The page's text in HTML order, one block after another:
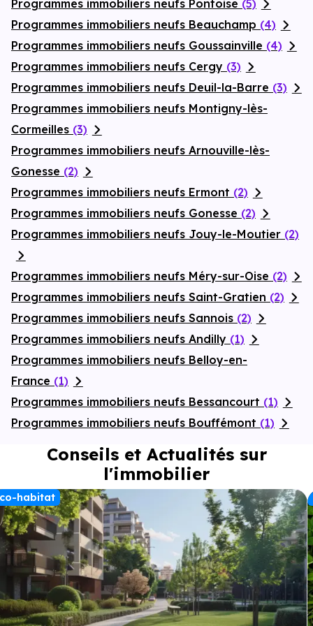
Programmes immobiliers neufs Pontoise (5)
Programmes immobiliers neufs Beauchamp (4)
Programmes immobiliers neufs Goussainville (4)
Programmes immobiliers neufs Cergy (3)
Programmes immobiliers neufs Deuil-la-Barre (3)
Programmes immobiliers neufs Montigny-lès-
Cormeilles (3)
Programmes immobiliers neufs Arnouville-lès-
Gonesse (2)
Programmes immobiliers neufs Ermont (2)
Programmes immobiliers neufs Gonesse (2)
Programmes immobiliers neufs Jouy-le-Moutier (2)
Programmes immobiliers neufs Méry-sur-Oise (2)
Programmes immobiliers neufs Saint-Gratien (2)
Programmes immobiliers neufs Sannois (2)
Programmes immobiliers neufs Andilly (1)
Programmes immobiliers neufs Belloy-en-
France (1)
Programmes immobiliers neufs Bessancourt (1)
Programmes immobiliers neufs Bouffémont (1)
Conseils et Actualités sur
l'immobilier
habitat